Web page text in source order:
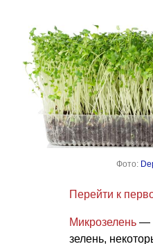
Фото:
Перейти к
Микрозелень —
зелень,